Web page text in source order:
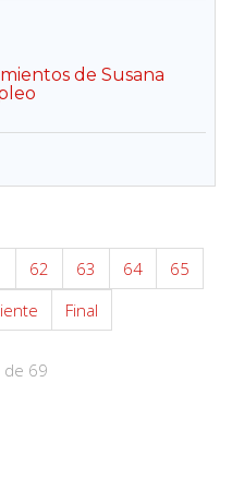
de Susana
62 63 64
65
Final
de 69